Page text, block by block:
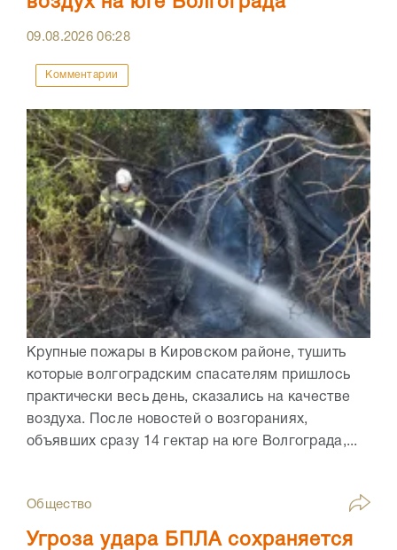
09.08.202606:28
Комментарии
Крупные пожары в Кировском районе, тушить
которые волгоградским спасателям пришлось
практически весь день, сказались на качестве
воздуха. После новостей о возгораниях,
объявших сразу 14 гектар на юге Волгограда,...
Общество
Угроза удара БПЛА сохраняется